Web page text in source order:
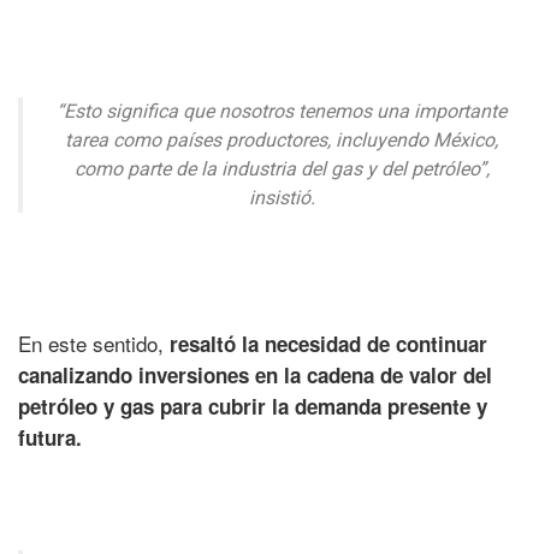
“Esto significa que nosotros tenemos una importante
tarea como países productores, incluyendo México,
como parte de la industria del gas y del petróleo”,
insistió.
En este sentido, resaltó la necesidad de continuar
canalizando inversiones en la cadena de valor del
petróleo y gas para cubrir la demanda presente y
futura.